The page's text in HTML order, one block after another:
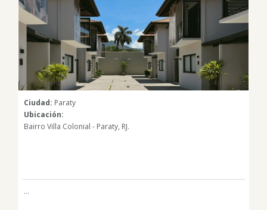
Ciudad: Paraty
Ubicación:
Bairro Villa Colonial - Paraty, RJ.
...